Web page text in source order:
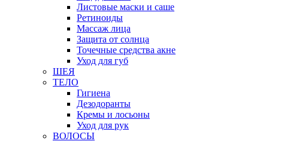
Листовые маски и саше
Ретиноиды
Массаж лица
Защита от солнца
Точечные средства акне
Уход для губ
ШЕЯ
ТЕЛО
Гигиена
Дезодоранты
Кремы и лосьоны
Уход для рук
ВОЛОСЫ